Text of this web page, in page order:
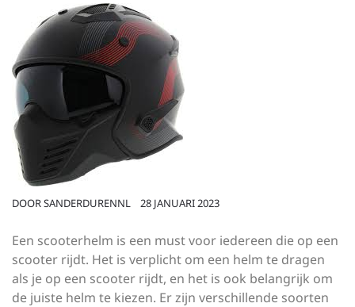
DOORSANDERDURENNL 28 JANUARI 2023
Een scooterhelm is een must voor iedereen die op een
scooter rijdt. Het is verplicht om een helm te dragen
als je op een scooter rijdt, en het is ook belangrijk om
de juiste helm te kiezen. Er zijn verschillende soorten